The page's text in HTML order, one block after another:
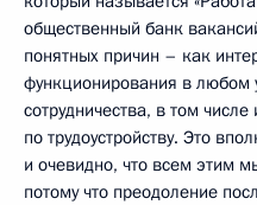
общественный банк
понятных причин – как
функционирования в любом
сотрудничества, в том
по трудоустройству. Это
и очевидно, что всем этим
потому что преодоление